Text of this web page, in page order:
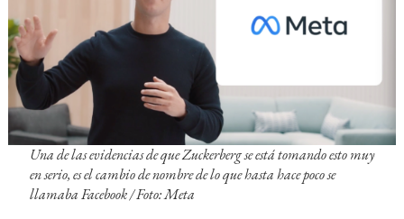
Una de las evidencias de que Zuckerberg se está tomando esto muy
en serio, es el cambio de nombre de lo que hasta hace poco se
llamaba Facebook/ Foto: Meta